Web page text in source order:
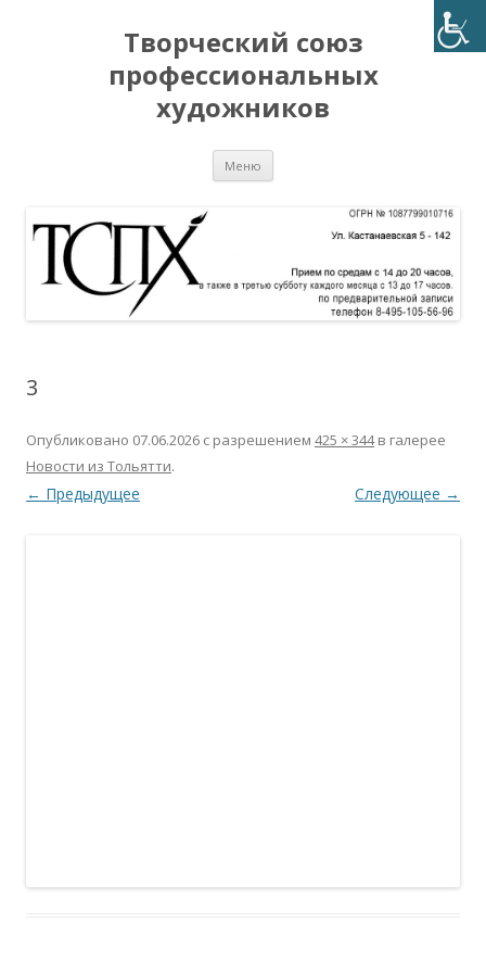
Творческий союз
профессиональных
художников
Меню
3
Опубликовано 07.06.2026 с разрешением 425 × 344в галерее
Новости из Тольятти.
← Предыдущее Следующее →